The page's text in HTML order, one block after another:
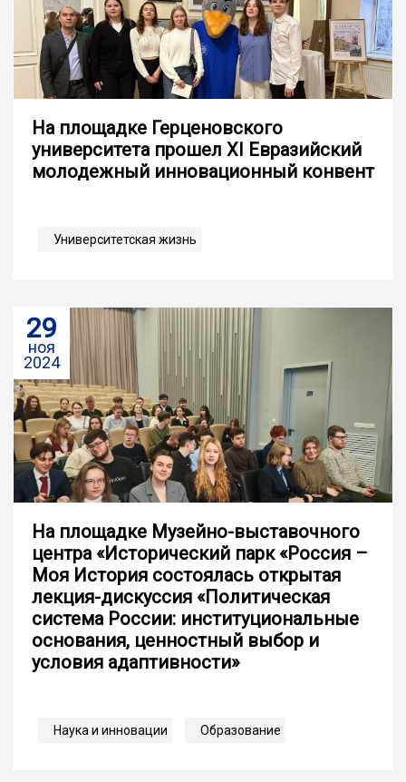
На площадке Герценовского
университета прошел XI Евразийский
молодежный инновационный конвент
Университетская жизнь
29
ноя
2024
На площадке Музейно-выставочного
центра «Исторический парк «Россия –
Моя История состоялась открытая
лекция-дискуссия «Политическая
система России: институциональные
основания, ценностный выбор и
условия адаптивности»
Наука и инновации Образование